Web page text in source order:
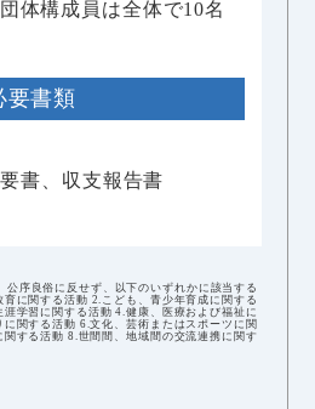
体構成員は全体で10名
要書類
書、収支報告書
序良俗に反せず、以下のいずれかに該当する
に関する活動 2.こども、青少年育成に関する
学習に関する活動 4.健康、医療および福祉に
関する活動 6.文化、芸術またはスポーツに関
する活動 8.世間間、地域間の交流連携に関す